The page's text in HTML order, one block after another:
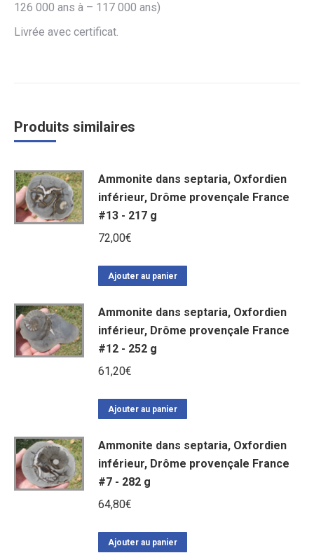
126 000 ans à – 117 000 ans)
Livrée avec certificat.
Produits similaires
Ammonite dans septaria, Oxfordien
inférieur, Drôme provençale France
#13 - 217 g
72,00€
Ajouter au panier
Ammonite dans septaria, Oxfordien
inférieur, Drôme provençale France
#12 - 252 g
61,20€
Ajouter au panier
Ammonite dans septaria, Oxfordien
inférieur, Drôme provençale France
#7 - 282 g
64,80€
Ajouter au panier